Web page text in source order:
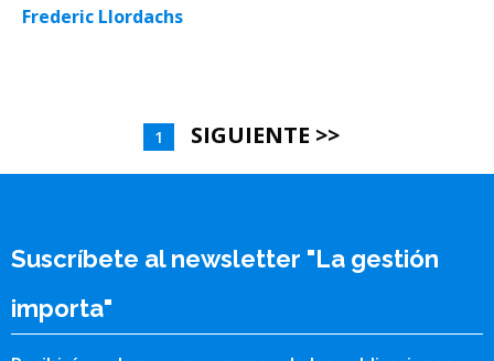
Frederic Llordachs
1 SIGUIENTE >>
Suscríbete al newsletter "La gestión
importa"